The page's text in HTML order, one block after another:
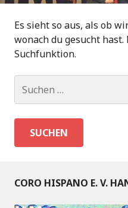
Es sieht so aus, als ob
wonach du gesucht
Suchfunktion.
nach:
CORO HISPANO E. V.